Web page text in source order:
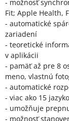
- možnosť
Fit; Apple Health,
- automatické
zariadení
- teoretické
v aplikácii
- pamäť až pre 8
meno, vlastnú
- automatické
- viac ako 15
- umožňuje
- možnosť